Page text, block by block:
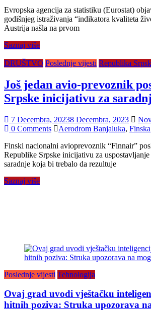
Evropska agencija za statistiku (Eurostat)
godišnjeg istraživanja “indikatora kvaliteta
Austrija našla na prvom
Saznaj više
DRUŠTVO Poslednje vijesti Republika
Još jedan avio-prevoznik
Srpske inicijativu za
7 Decembra, 20238 Decembra, 2023
0 Comments
Aerodrom Banjaluka, Finska
Finski nacionalni avioprevoznik “Finnair”
Republike Srpske inicijativu za
saradnje koja bi trebalo da rezultuje
Saznaj više
Poslednje vijesti Tehnologija
Ovaj grad uvodi vještačku
hitnih poziva: Struka upozorava